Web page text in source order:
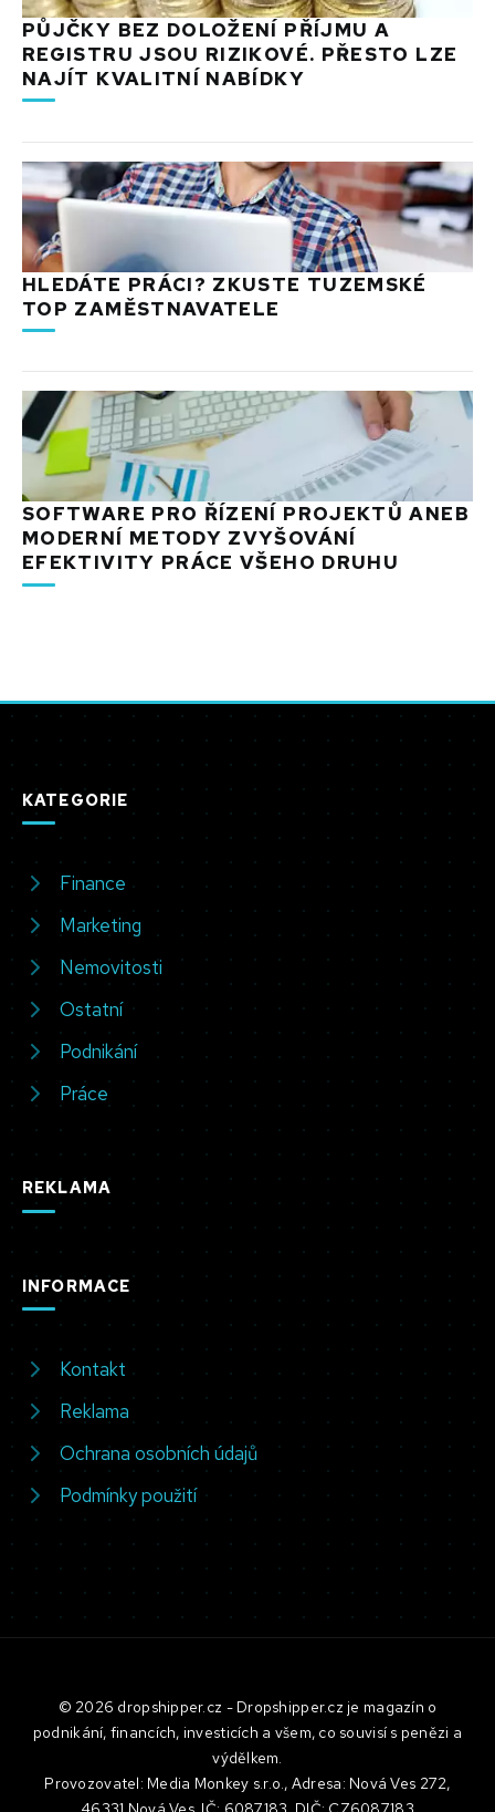
PŮJČKY BEZ DOLOŽENÍ PŘÍJMU A
REGISTRU JSOU RIZIKOVÉ. PŘESTO LZE
NAJÍT KVALITNÍ NABÍDKY
HLEDÁTE PRÁCI? ZKUSTE TUZEMSKÉ
TOP ZAMĚSTNAVATELE
SOFTWARE PRO ŘÍZENÍ PROJEKTŮ ANEB
MODERNÍ METODY ZVYŠOVÁNÍ
EFEKTIVITY PRÁCE VŠEHO DRUHU
KATEGORIE
Finance
Marketing
Nemovitosti
Ostatní
Podnikání
Práce
REKLAMA
INFORMACE
Kontakt
Reklama
Ochrana osobních údajů
Podmínky použití
© 2026 dropshipper.cz - Dropshipper.cz je magazín o
podnikání, financích, investicích a všem, co souvisí s penězi a
výdělkem.
Provozovatel: Media Monkey s.r.o., Adresa: Nová Ves 272,